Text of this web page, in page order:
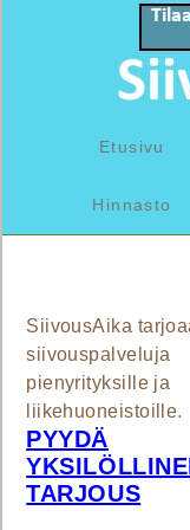
Etusivu
Hinnasto
SiivousAika
siivouspalveluja
pienyrityksille ja
liikehuoneistoille.
PYYDÄ
TARJOUS